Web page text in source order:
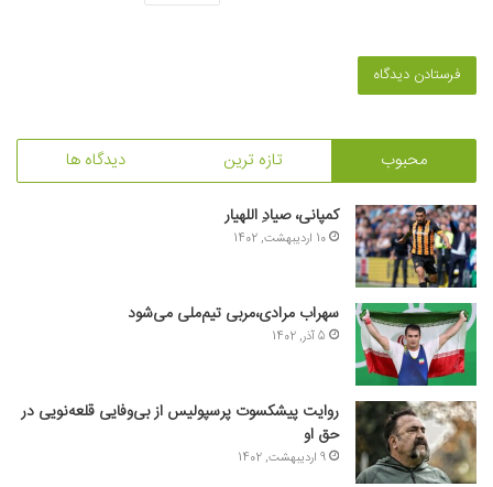
محبوب تازه ترین دیدگاه ها
کمپانی، صیادِ اللهیار
10 اردیبهشت, 1402
سهراب مرادی،مربی تیم‌ملی می‌شود
5 آذر, 1402
روایت پیشکسوت پرسپولیس از بی‌وفایی قلعه‌نویی در
حق او
9 اردیبهشت, 1402